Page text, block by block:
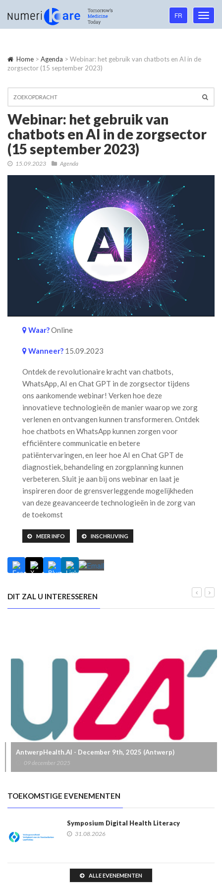
Language
navigation
FR
Home > Agenda > Webinar: het gebruik van chatbots en AI in de
zorgsector (15 september 2023)
Webinar: het gebruik van
chatbots en AI in de zorgsector
(15 september 2023)
15.09.2023 Agenda
Waar?Online
Wanneer? 15.09.2023
Ontdek de revolutionaire kracht van chatbots,
WhatsApp, AI en Chat GPT in de zorgsector tijdens
ons aankomende webinar! Verken hoe deze
innovatieve technologieën de manier waarop we zorg
verlenen en ontvangen kunnen transformeren. Ontdek
hoe chatbots en WhatsApp kunnen zorgen voor
efficiëntere communicatie en betere
patiëntervaringen, en leer hoe AI en Chat GPT de
diagnostiek, behandeling en zorgplanning kunnen
verbeteren. Sluit je aan bij ons webinar en laat je
inspireren door de grensverleggende mogelijkheden
van deze geavanceerde technologieën in de zorg van
de toekomst
MEER INFO INSCHRIJVING
DIT ZAL U INTERESSEREN
AntwerpHealth.AI - December 9th, 2025 (Antwerp)
09 december 2025
TOEKOMSTIGE EVENEMENTEN
Symposium Digital Health Literacy
31.08.2026
ALLE EVENEMENTEN